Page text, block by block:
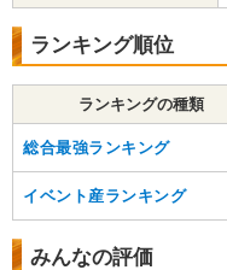
ランキング順位
ランキングの種類
総合最強ランキング
イベント産ランキング
みんなの評価